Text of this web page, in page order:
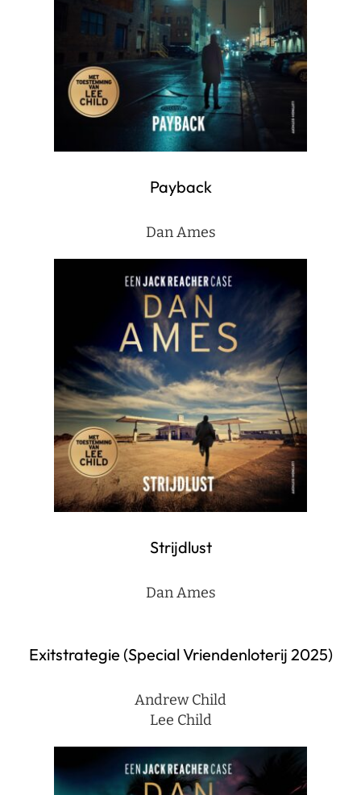
Payback
Dan Ames
Strijdlust
Dan Ames
Exitstrategie (Special Vriendenloterij 2025)
Andrew Child
Lee Child